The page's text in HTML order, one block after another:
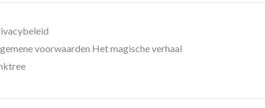
voorwaarden Het magische verhaal